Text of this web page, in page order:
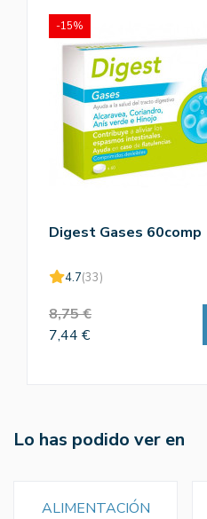
Digest Gases 60comp
4.7(33)
8,75 €
7,44 €
-15%
Lo has podido ver en
ALIMENTACIÓN